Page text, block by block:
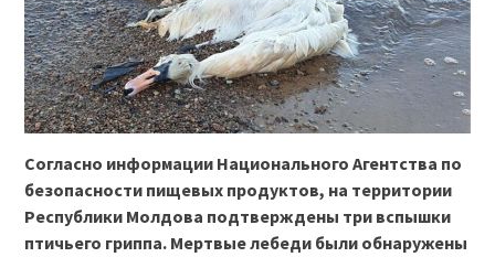
Согласно информации Национального Агентства по
безопасности пищевых продуктов, на территории
Республики Молдова подтверждены три вспышки
птичьего гриппа. Мертвые лебеди были обнаружены